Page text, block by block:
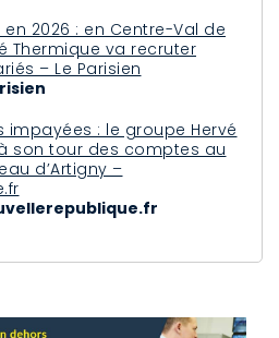
2026 : en Centre-Val de
Thermique va recruter
– Le Parisien
: le groupe Hervé
son tour des comptes au
d’Artigny –